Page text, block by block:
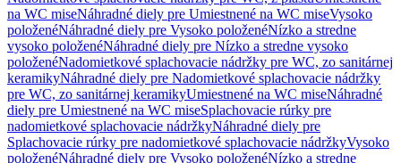
na WC miseNáhradné diely pre Umiestnené na WC miseVysoko
položenéNáhradné diely pre Vysoko položenéNízko a stredne
vysoko položenéNáhradné diely pre Nízko a stredne vysoko
položenéNadomietkové splachovacie nádržky pre WC, zo sanitárnej
keramikyNáhradné diely pre Nadomietkové splachovacie nádržky
pre WC, zo sanitárnej keramikyUmiestnené na WC miseNáhradné
diely pre Umiestnené na WC miseSplachovacie rúrky pre
nadomietkové splachovacie nádržkyNáhradné diely pre
Splachovacie rúrky pre nadomietkové splachovacie nádržkyVysoko
položenéNáhradné diely pre Vysoko položenéNízko a stredne